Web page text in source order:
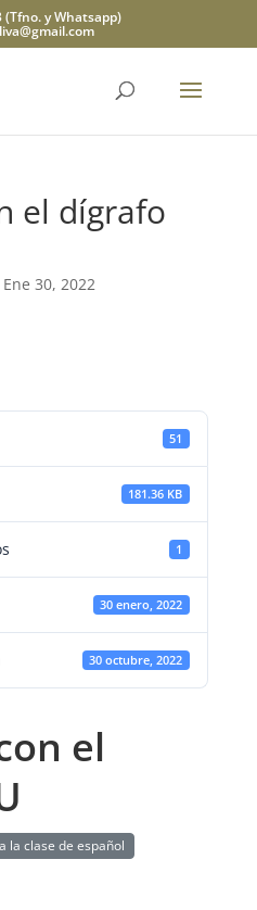
(Tfno. y Whatsapp)
el dígrafo
Ene 30, 2022
51
181.36 KB
1
30 enero, 2022
30 octubre, 2022
el
la clase de español